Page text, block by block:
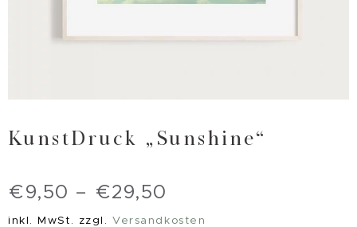
KunstDruck „Sunshine“
€ 9,50 – €29,50
inkl. MwSt. zzgl.Versandkosten